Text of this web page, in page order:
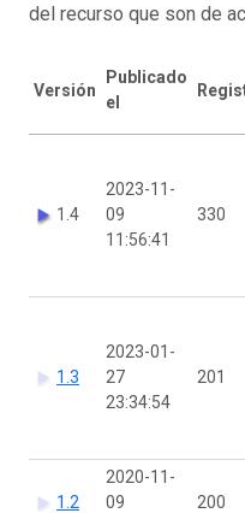
del recurso que son de
Versión
Publicado
el
1.4
2023-11-
09
11:56:41
330
1.3
2023-01-
27
23:34:54
201
1.2
2020-11-
09
200